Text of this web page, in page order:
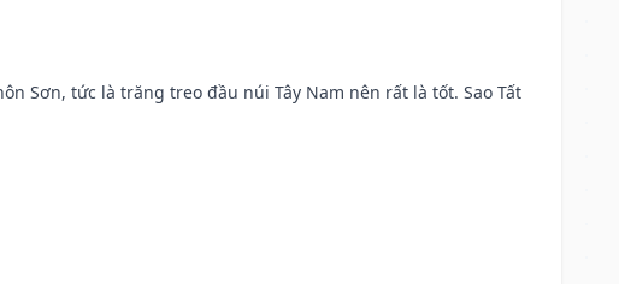
Sơn, tức là trăng treo đầu núi Tây Nam nên rất là tốt. Sao Tất